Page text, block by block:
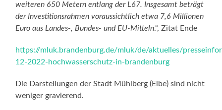
weiteren 650 Metern entlang der L67. Insgesamt beträgt
der Investitionsrahmen voraussichtlich etwa 7,6 Millionen
Euro aus Landes-, Bundes- und EU-Mitteln.“, Zitat Ende
https://mluk.brandenburg.de/mluk/de/aktuelles/
12-2022-hochwasserschutz-in-brandenburg
Die Darstellungen der Stadt Mühlberg (Elbe) sind nicht
weniger gravierend.